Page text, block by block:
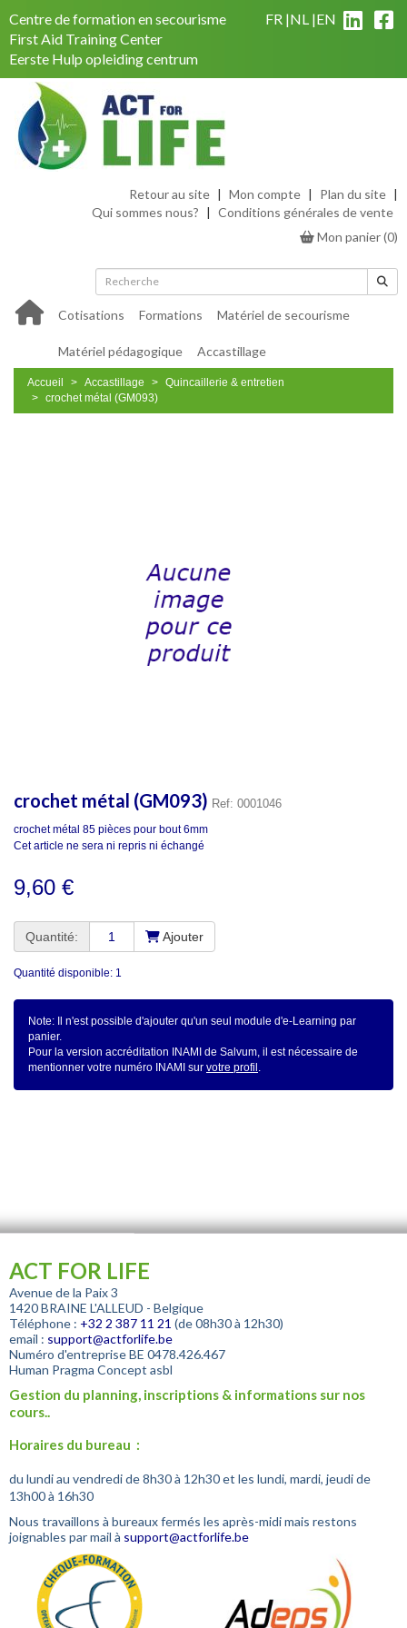
Centre de formation en secourisme
First Aid Training Center
Eerste Hulp opleiding centrum
FR NL EN
Retour au site | Mon compte | Plan du site |
Qui sommes nous? | Conditions générales de vente
Mon panier(0)
Cotisations Formations Matériel de secourisme
Matériel pédagogique Accastillage
Accueil Accastillage
Quincaillerie & entretien
crochet métal (GM093)
crochet métal (GM093) Ref: 0001046
crochet métal 85 pièces pour bout 6mm
Cet article ne sera ni repris ni échangé
9,60 €
Quantité: Ajouter
Quantité disponible: 1
Note: Il n'est possible d'ajouter qu'un seul module d'e-Learning par
panier.
Pour la version accréditation INAMI de Salvum, il est nécessaire de
mentionner votre numéro INAMI sur votre profil
ACT FOR LIFE
Avenue de la Paix 3
1420 BRAINE L'ALLEUD - Belgique
Téléphone : +32 2 387 11 21 (de 08h30 à 12h30)
email : support@actforlife.be
Numéro d'entrepriseBE 0478.426.467
Human Pragma Concept asbl
Gestion du planning, inscriptions & informations sur nos
cours..
Horaires du bureau :
du lundi au vendredi de 8h30 à 12h30 et les lundi, mardi, jeudi de
13h00 à 16h30
Nous travaillons à bureaux fermés les après-midi mais restons
joignables par mail à support@actforlife.be